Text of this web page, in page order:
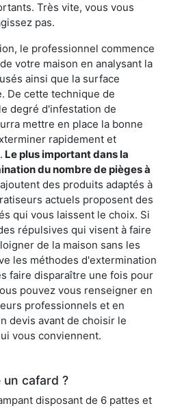
Très vite, vous vous
pas.
le professionnel commence
votre maison en analysant la
ainsi que la surface
De cette technique de
degré d'infestation de
mettre en place la bonne
rapidement et
Le plus important dans la
du nombre de pièges à
des produits adaptés à
actuels proposent des
qui vous laissent le choix. Si
répulsives qui visent à faire
de la maison sans les
les méthodes d'extermination
faire disparaître une fois pour
pouvez vous renseigner en
professionnels et en
devis avant de choisir le
vous conviennent.
cafard ?
disposant de 6 pattes et